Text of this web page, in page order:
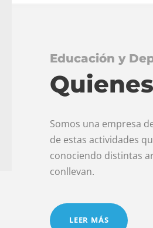
Educación y
Somos una empresa
de estas actividades
conociendo distintas
conllevan.
LEER MÁS